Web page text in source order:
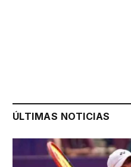
ÚLTIMAS NOTICIAS